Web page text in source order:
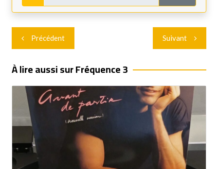
Navigation
de
l’article
Précédent Suivant
À lire aussi sur Fréquence 3